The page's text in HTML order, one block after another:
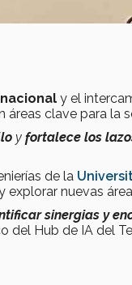
y el
áreas clave para la
y fortalece los
de la
explorar nuevas
sinergias y
del Hub de IA del